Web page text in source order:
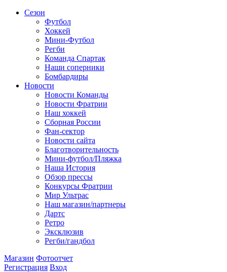
Сезон
Футбол
Хоккей
Мини-Футбол
Регби
Команда Спартак
Наши соперники
Бомбардиры
Новости
Новости Команды
Новости Фратрии
Наш хоккей
Сборная России
Фан-cектор
Новости сайта
Благотворительность
Мини-футбол/Пляжка
Наша История
Обзор прессы
Конкурсы Фратрии
Мир Ультрас
Наш магазин/партнеры
Дартс
Ретро
Эксклюзив
Регби/гандбол
Магазин Фотоотчет
Регистрация Вход